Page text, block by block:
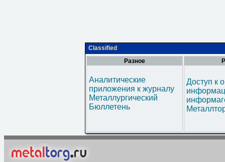
Classified
Разное
Аналитические
приложения к журналу
Металлургический
Бюллетень
Доступ к